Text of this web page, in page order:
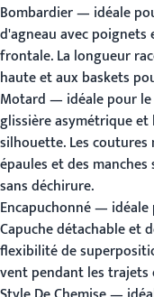
Bombardier— idéale
d'agneau avec
frontale. La longueur
haute et aux baskets
Motard— idéale pour le
glissière asymétrique
silhouette. Les
épaules et des
sans déchirure.
Encapuchonné— idéale
Capuche détachable et
flexibilité de
vent pendant les